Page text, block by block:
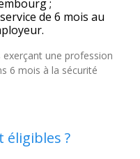
;
de 6 mois au
une profession
6 mois à la sécurité
?